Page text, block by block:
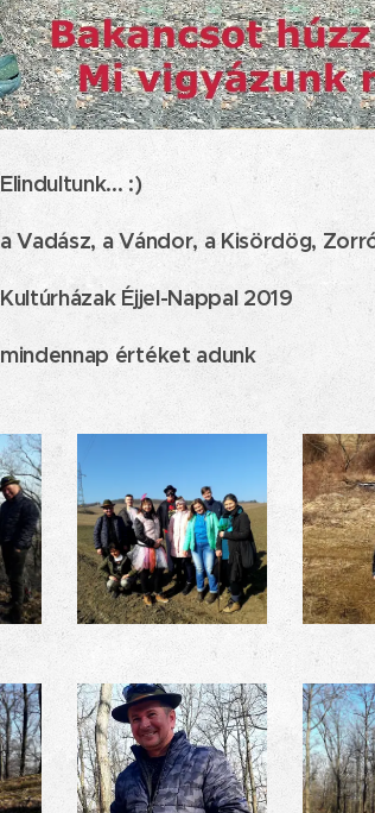
Elindultunk... :)
a Vadász, a Vándor, a Kisördög,
Kultúrházak Éjjel-Nappal 2019
mindennap értéket adunk